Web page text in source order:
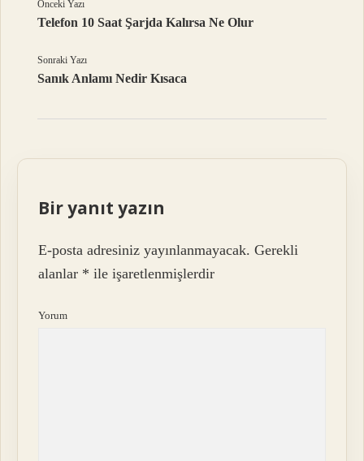
Önceki Yazı
Telefon 10 Saat Şarjda Kalırsa Ne Olur
Sonraki Yazı
Sanık Anlamı Nedir Kısaca
Bir yanıt yazın
E-posta adresiniz yayınlanmayacak. Gerekli
alanlar * ile işaretlenmişlerdir
Yorum